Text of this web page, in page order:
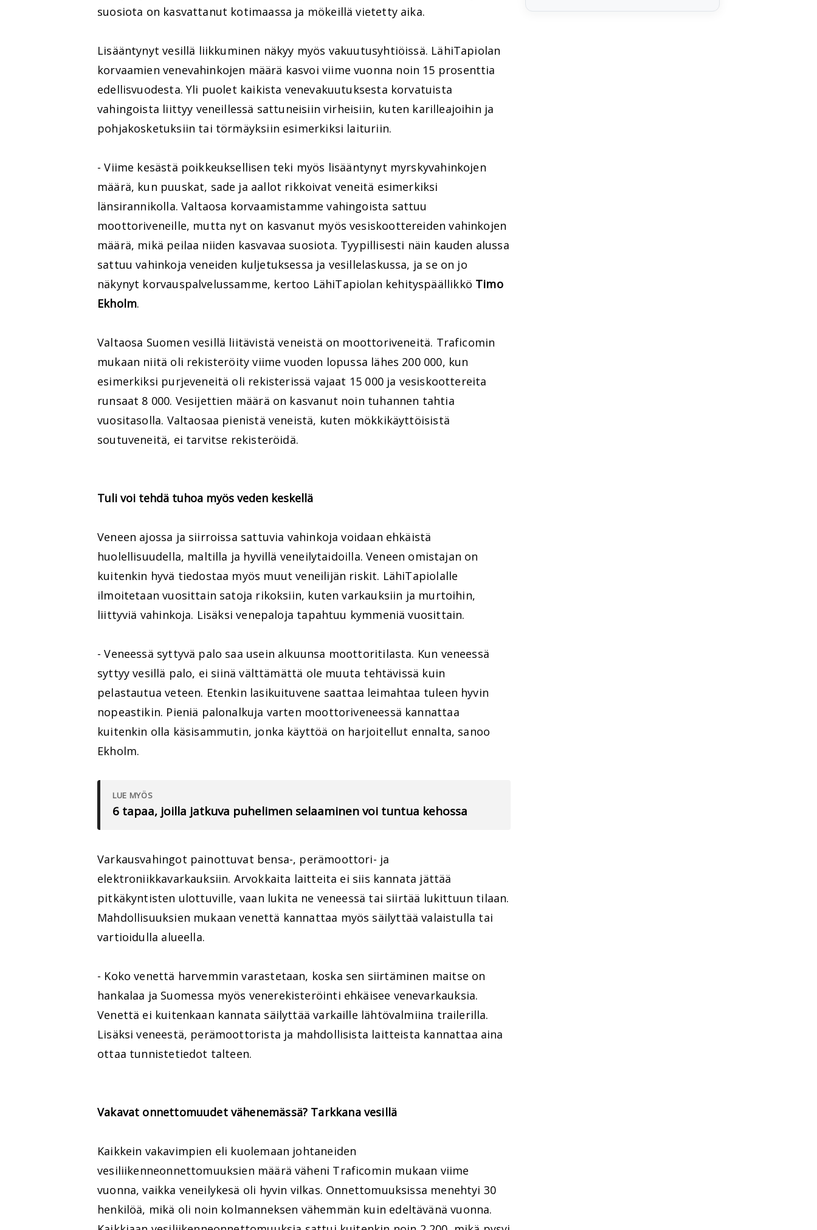
suosiota on kasvattanut kotimaassa ja mökeillä vietetty aika.
Lisääntynyt vesillä liikkuminen näkyy myös vakuutusyhtiöissä. LähiTapiolan
korvaamien venevahinkojen määrä kasvoi viime vuonna noin 15 prosenttia
edellisvuodesta. Yli puolet kaikista venevakuutuksesta korvatuista
vahingoista liittyy veneillessä sattuneisiin virheisiin, kuten karilleajoihin ja
pohjakosketuksiin tai törmäyksiin esimerkiksi laituriin.
- Viime kesästä poikkeuksellisen teki myös lisääntynyt myrskyvahinkojen
määrä, kun puuskat, sade ja aallot rikkoivat veneitä esimerkiksi
länsirannikolla. Valtaosa korvaamistamme vahingoista sattuu
moottoriveneille, mutta nyt on kasvanut myös vesiskoottereiden vahinkojen
määrä, mikä peilaa niiden kasvavaa suosiota. Tyypillisesti näin kauden alussa
sattuu vahinkoja veneiden kuljetuksessa ja vesillelaskussa, ja se on jo
näkynyt korvauspalvelussamme, kertoo LähiTapiolan kehityspäällikkö Timo
Ekholm.
Valtaosa Suomen vesillä liitävistä veneistä on moottoriveneitä. Traficomin
mukaan niitä oli rekisteröity viime vuoden lopussa lähes 200 000, kun
esimerkiksi purjeveneitä oli rekisterissä vajaat 15 000 ja vesiskoottereita
runsaat 8 000. Vesijettien määrä on kasvanut noin tuhannen tahtia
vuositasolla. Valtaosaa pienistä veneistä, kuten mökkikäyttöisistä
soutuveneitä, ei tarvitse rekisteröidä.
Tuli voi tehdä tuhoa myös veden keskellä
Veneen ajossa ja siirroissa sattuvia vahinkoja voidaan ehkäistä
huolellisuudella, maltilla ja hyvillä veneilytaidoilla. Veneen omistajan on
kuitenkin hyvä tiedostaa myös muut veneilijän riskit. LähiTapiolalle
ilmoitetaan vuosittain satoja rikoksiin, kuten varkauksiin ja murtoihin,
liittyviä vahinkoja. Lisäksi venepaloja tapahtuu kymmeniä vuosittain.
- Veneessä syttyvä palo saa usein alkuunsa moottoritilasta. Kun veneessä
syttyy vesillä palo, ei siinä välttämättä ole muuta tehtävissä kuin
pelastautua veteen. Etenkin lasikuituvene saattaa leimahtaa tuleen hyvin
nopeastikin. Pieniä palonalkuja varten moottoriveneessä kannattaa
kuitenkin olla käsisammutin, jonka käyttöä on harjoitellut ennalta, sanoo
Ekholm.
LUE MYÖS
6 tapaa, joilla jatkuva puhelimen selaaminen voi tuntua kehossa
Varkausvahingot painottuvat bensa-, perämoottori- ja
elektroniikkavarkauksiin. Arvokkaita laitteita ei siis kannata jättää
pitkäkyntisten ulottuville, vaan lukita ne veneessä tai siirtää lukittuun tilaan.
Mahdollisuuksien mukaan venettä kannattaa myös säilyttää valaistulla tai
vartioidulla alueella.
- Koko venettä harvemmin varastetaan, koska sen siirtäminen maitse on
hankalaa ja Suomessa myös venerekisteröinti ehkäisee venevarkauksia.
Venettä ei kuitenkaan kannata säilyttää varkaille lähtövalmiina trailerilla.
Lisäksi veneestä, perämoottorista ja mahdollisista laitteista kannattaa aina
ottaa tunnistetiedot talteen.
Vakavat onnettomuudet vähenemässä? Tarkkana vesillä
Kaikkein vakavimpien eli kuolemaan johtaneiden
vesiliikenneonnettomuuksien määrä väheni Traficomin mukaan viime
vuonna, vaikka veneilykesä oli hyvin vilkas. Onnettomuuksissa menehtyi 30
henkilöä, mikä oli noin kolmanneksen vähemmän kuin edeltävänä vuonna.